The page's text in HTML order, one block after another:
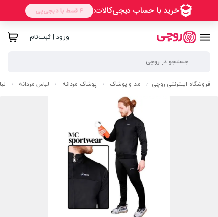
ورود | ثبت‌نام
فروشگاه اینترنتی روچی / مد و پوشاک / پوشاک مردانه / لباس مردانه /